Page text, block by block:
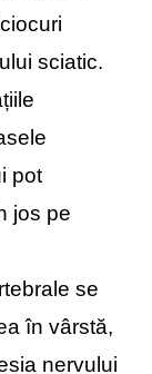
sciatic.
pot
jos pe
se
în vârstă,
nervului